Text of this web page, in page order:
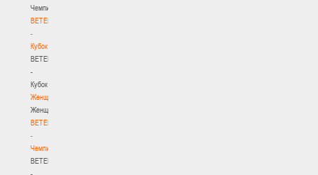
Чемпионат
BETERA
-
Кубок
BETERA
-
Кубок
Женщины
Женщины
BETERA
-
Чемпионат
BETERA
-